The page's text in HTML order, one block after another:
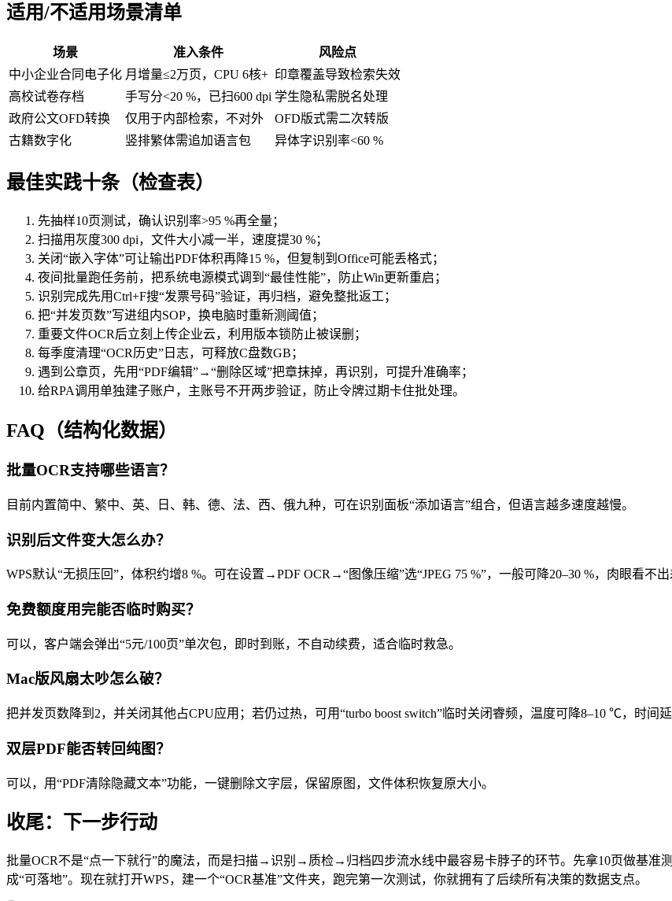
适用/不适用场景清单
场景 准入条件
风险点
中小企业合同电子化 月增量≤2万页，CPU 6核+ 印章覆盖导致检索失效
高校试卷存档
手写分<20 %，已扫600 dpi 学生隐私需脱名处理
政府公文OFD转换
仅用于内部检索，不对外
OFD版式需二次转版
古籍数字化
竖排繁体需追加语言包 异体字识别率<60 %
最佳实践十条（检查表）
先抽样10页测试，确认识别率>95 %再全量；
扫描用灰度300 dpi，文件大小减一半，速度提30 %；
关闭“嵌入字体”可让输出PDF体积再降15 %，但复制到Office可能丢格式；
夜间批量跑任务前，把系统电源模式调到“最佳性能”，防止Win更新重启；
识别完成先用Ctrl+F搜“发票号码”验证，再归档，避免整批返工；
把“并发页数”写进组内SOP，换电脑时重新测阈值；
重要文件OCR后立刻上传企业云，利用版本锁防止被误删；
每季度清理“OCR历史”日志，可释放C盘数GB；
遇到公章页，先用“PDF编辑”→“删除区域”把章抹掉，再识别，可提升准确率；
给RPA调用单独建子账户，主账号不开两步验证，防止令牌过期卡住批处理。
FAQ（结构化数据）
批量OCR支持哪些语言？
目前内置简中、繁中、英、日、韩、德、法、西、俄九种，可在识别面板“添加语言”组合，但语言越多速度越慢。
识别后文件变大怎么办？
WPS默认“无损压回”，体积约增8 %。可在设置→PDF OCR→“图像压缩”选“JPEG 75 %”，一般可降20–30 %，肉眼看不出
免费额度用完能否临时购买？
可以，客户端会弹出“5元/100页”单次包，即时到账，不自动续费，适合临时救急。
Mac版风扇太吵怎么破？
把并发页数降到2，并关闭其他占CPU应用；若仍过热，可用“turbo boost switch”临时关闭睿频，温度可降8–10 ℃，时间延
双层PDF能否转回纯图？
可以，用“PDF清除隐藏文本”功能，一键删除文字层，保留原图，文件体积恢复原大小。
收尾：下一步行动
批量OCR不是“点一下就行”的魔法，而是扫描→识别→质检→归档四步流水线中最容易卡脖子的环节。先拿10页做基准
成“可落地”。现在就打开WPS，建一个“OCR基准”文件夹，跑完第一次测试，你就拥有了后续所有决策的数据支点。